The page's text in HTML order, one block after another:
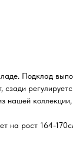
Подклад
нашей
на рост 164-